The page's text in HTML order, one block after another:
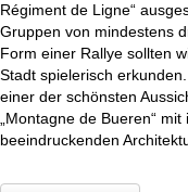
Régiment de Ligne“
Gruppen von mindestens
Form einer Rallye sollten
Stadt spielerisch
einer der schönsten
„Montagne de Bueren“
beeindruckenden